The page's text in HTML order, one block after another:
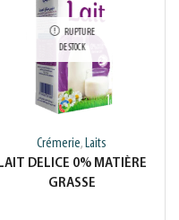
RUPTURE
DE STOCK
Crémerie, Laits
DELICE 0% MATIÈRE
GRASSE